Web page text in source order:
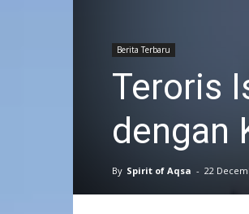
Berita Terbaru
Teroris
dengan
By Spirit of Aqsa - 22